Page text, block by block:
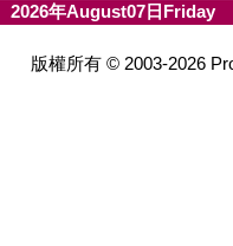
2026年August07日Friday
版權所有 © 2003-2026